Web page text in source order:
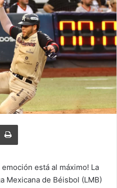
por correo electrónicoImprimir
está al máximo! La
Mexicana de Béisbol (LMB)